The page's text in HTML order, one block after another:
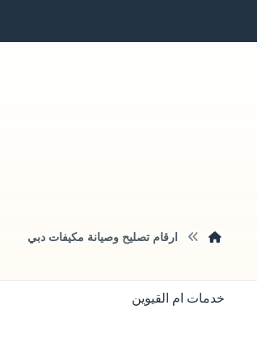
خدمات ام القيوين
ارقام تصليح وصيانة مكيفات دبي